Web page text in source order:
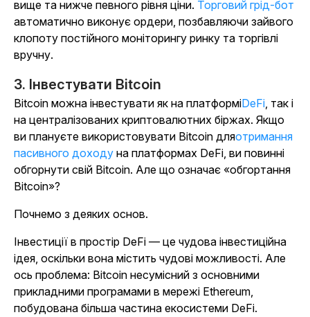
вище та нижче певного рівня ціни. Торговий грід-бот
автоматично виконує ордери, позбавляючи зайвого
клопоту постійного моніторингу ринку та торгівлі
вручну.
3. Інвестувати Bitcoin
Bitcoin можна інвестувати як на платформіDeFi, так і
на централізованих криптовалютних біржах. Якщо
ви плануєте використовувати Bitcoin дляотримання
пасивного доходу на платформах DeFi, ви повинні
обгорнути свій Bitcoin. Але що означає «обгортання
Bitcoin»?
Почнемо з деяких основ.
Інвестиції в простір DeFi — це чудова інвестиційна
ідея, оскільки вона містить чудові можливості. Але
ось проблема: Bitcoin несумісний з основними
прикладними програмами в мережі Ethereum,
побудована більша частина екосистеми DeFi.